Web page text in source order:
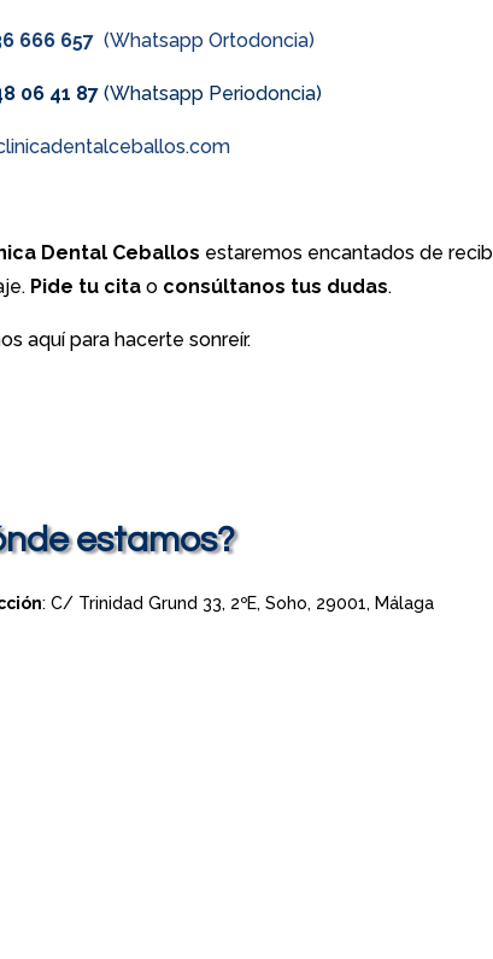
666 657(Whatsapp Ortodoncia)
06 41 87 (Whatsapp Periodoncia)
Dental Ceballos estaremos encantados de
Pide tu cita o consúltanos tus dudas.
aquí para hacerte sonreír.
estamos?
: C/ Trinidad Grund 33, 2ºE, Soho, 29001, Málaga